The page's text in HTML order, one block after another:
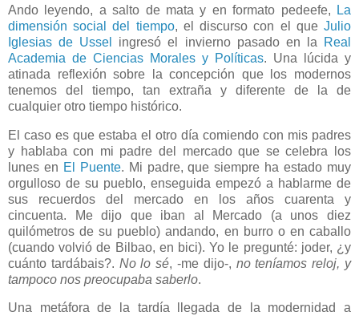
Ando leyendo, a salto de mata y en formato pedeefe,
La
dimensión social del tiempo, el discurso con el queJulio
Iglesias de Ussel
ingresó el invierno pasado en la
Real
Academia de Ciencias Morales y Políticas. Una lúcida y
atinada reflexión sobre la concepción que los modernos
tenemos del tiempo, tan extraña y diferente de la de
cualquier otro tiempo histórico.
El caso es que estaba el otro día comiendo con mis padres
y hablaba con mi padre del mercado que se celebra los
lunes en El Puente. Mi padre, que siempre ha estado muy
orgulloso de su pueblo, enseguida empezó a hablarme de
sus recuerdos del mercado en los años cuarenta y
cincuenta. Me dijo que iban al Mercado (a unos diez
quilómetros de su pueblo) andando, en burro o en caballo
(cuando volvió de Bilbao, en bici). Yo le pregunté: joder, ¿y
cuánto tardábais?. No lo sé, -me dijo-, no teníamos reloj, y
tampoco nos preocupaba saberlo.
Una metáfora de la tardía llegada de la modernidad a